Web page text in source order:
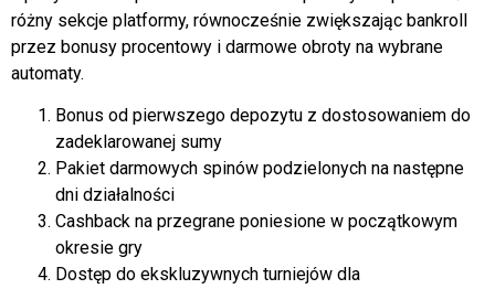
różny sekcje platformy, równocześnie zwiększając bankroll
przez bonusy procentowy i darmowe obroty na wybrane
automaty.
Bonus od pierwszego depozytu z dostosowaniem do
zadeklarowanej sumy
Pakiet darmowych spinów podzielonych na następne
dni działalności
Cashback na przegrane poniesione w początkowym
okresie gry
Dostęp do ekskluzywnych turniejów dla